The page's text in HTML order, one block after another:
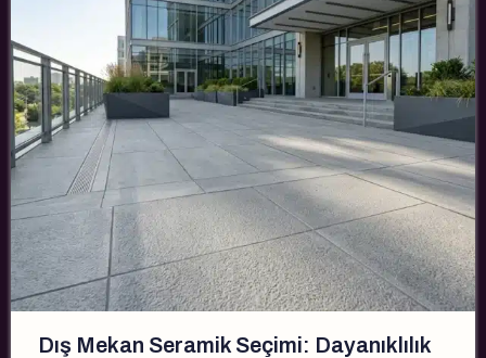
Dış Mekan Seramik Seçimi: Dayanıklılık